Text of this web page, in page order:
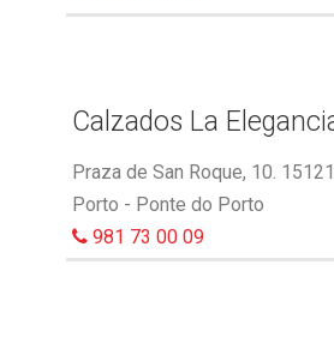
Calzados La
Praza de San Roque, 10.
Porto - Ponte do Porto
981 73 00 09